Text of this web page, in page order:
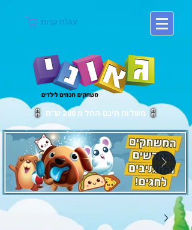
עגלת קניות
משלוח חינם החל מ 200 ש"ח